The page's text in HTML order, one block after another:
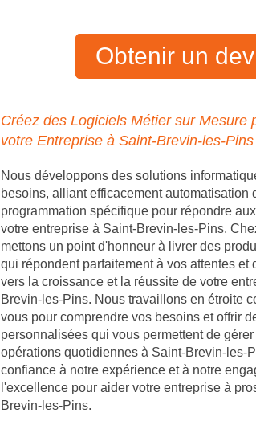
Obtenir un
Créez des Logiciels Métier sur Mesure
votre Entreprise à Saint-Brevin-les-
Nous développons des solutions
besoins, alliant efficacement automatisation
programmation spécifique pour répondre
votre entreprise à Saint-Brevin-les-Pins.
mettons un point d'honneur à livrer des
qui répondent parfaitement à vos attentes et
vers la croissance et la réussite de votre
Brevin-les-Pins. Nous travaillons en étroite
vous pour comprendre vos besoins et offrir
personnalisées qui vous permettent de
opérations quotidiennes à Saint-Brevin-les-
confiance à notre expérience et à notre
l'excellence pour aider votre entreprise à
Brevin-les-Pins.